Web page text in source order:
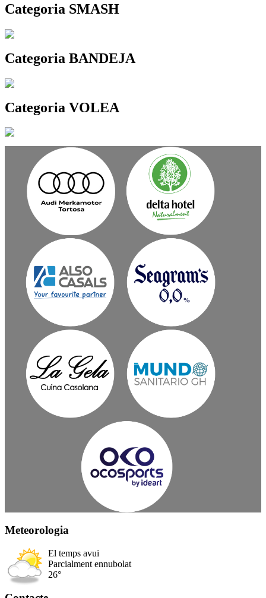
Categoria SMASH
Categoria BANDEJA
Categoria VOLEA
Meteorologia
El temps avui
Parcialment ennubolat
26°